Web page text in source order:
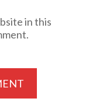
in this